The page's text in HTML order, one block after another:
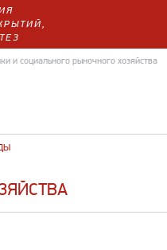
и социального рыночного хозяйства